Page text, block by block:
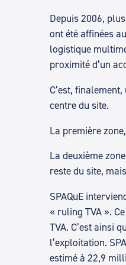
Depuis 2006,
ont été affinées
logistique
proximité d’un
C’est,
centre du site.
La première
La deuxième
reste du site,
SPAQuE
« ruling TVA ».
TVA. C’est ainsi
l’exploitation.
estimé à 22,9